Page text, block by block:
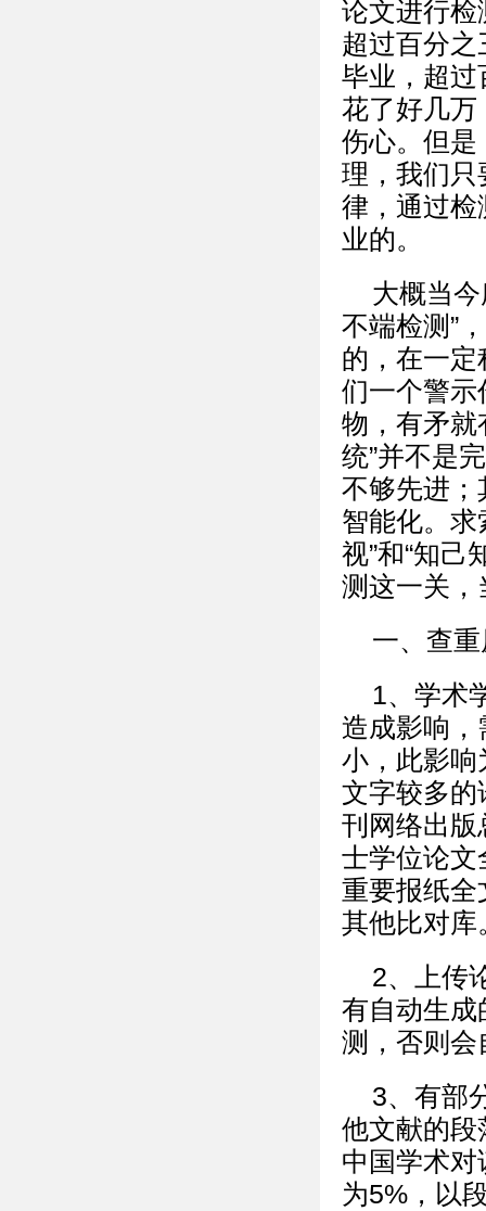
论文进行检
超过百分
毕业，超过
花了好几万
伤心。但是
理，我们只
律，通过检
业的。
大概当
不端检测”
的，在一
们一个警示
物，有矛就
统”并不是
不够先进；
智能化。求
视”和“知己
测这一关，
一、查
1、学术
造成影响，
小，此影响
文字较多的
刊网络出版
士学位论文
重要报纸全
其他比对库
2、上传
有自动生成
测，否则会
3、有部
他文献的段
中国学术
为5%，以